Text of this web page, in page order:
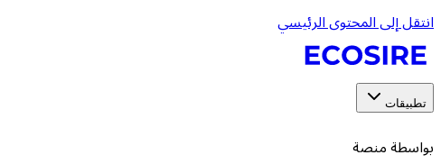
انتقل إلى المحتوى الرئيسي
تطبيقات
بواسطة منصة